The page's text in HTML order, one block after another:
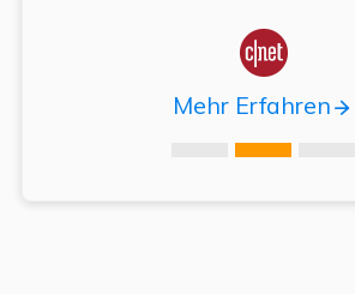

Mehr Erfahren